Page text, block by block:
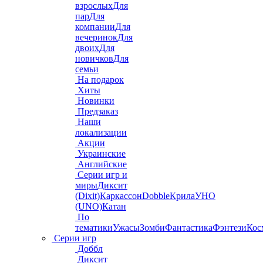
взрослыхДля
парДля
компанииДля
вечеринокДля
двоихДля
новичковДля
семьи
На подарок
Хиты
Новинки
Предзаказ
Наши
локализации
Акции
Украинские
Английские
Серии игр и
мирыДиксит
(Dixit)КаркассонDobbleКрилаУНО
(UNO)Катан
По
тематикиУжасыЗомбиФантастикаФэнтези
Серии игр
Доббл
Диксит